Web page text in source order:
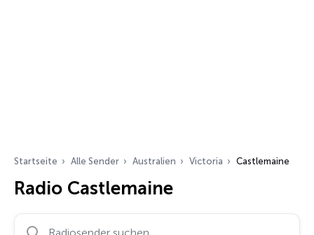
Startseite Alle Sender Australien Victoria Castlemaine
Radio Castlemaine
Radiosender suchen…